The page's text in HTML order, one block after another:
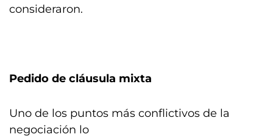
consideraron.
Pedido de cláusula mixta
Uno de los puntos más conflictivos de la
negociación lo